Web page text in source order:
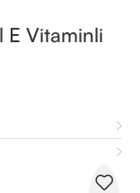
E Vitaminli